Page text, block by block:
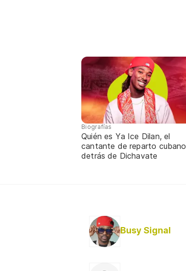
Biografías
Quién es Ya Ice Dilan, el
cantante de reparto cubano
detrás de Dichavate
Busy Signal